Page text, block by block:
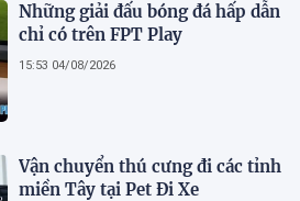
Những giải đấu bóng đá hấp dẫn
chỉ có trên FPT Play
15:53 04/08/2026
Vận chuyển thú cưng đi các tỉnh
miền Tây tại Pet Đi Xe